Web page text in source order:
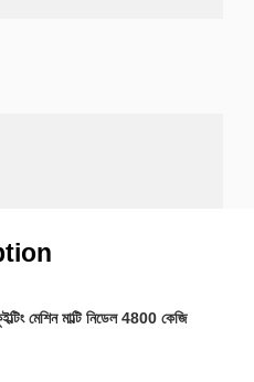
মেশিন মাল্টি নিডেল 4800 কেজি